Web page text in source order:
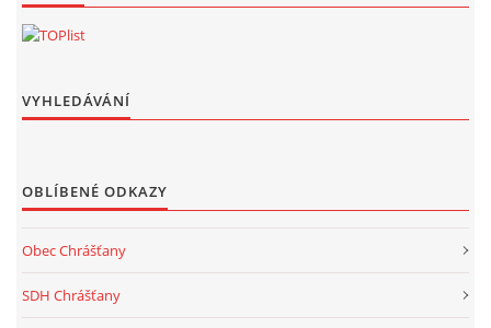
VYHLEDÁVÁNÍ
OBLÍBENÉ ODKAZY
Obec Chrášťany
SDH Chrášťany